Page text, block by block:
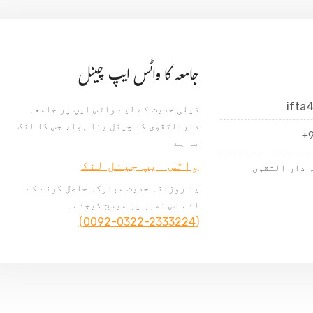
دار التقوی
جامعہ کا واٹس ایپ چینل
ڈیلی حدیث کے لیے واٹس ایپ پر جامعہ
دارالتقوی کا چینل بنا ہوا، جس کا لنک
یہ ہے
واٹس ایپ جینل لنک
یا روزانہ حدیث مبارکہ حاصل کرنے کے
لئے اس نمبر پر میسج کیجئے۔
(0092-0322-2333224)